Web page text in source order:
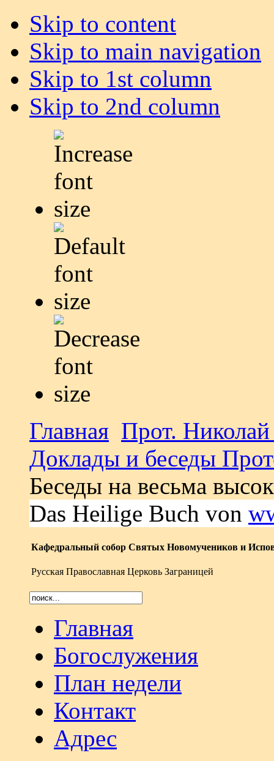
Skip to content
Skip to main navigation
Skip to 1st column
Skip to 2nd column
Главная Прот.
Доклады и беседы
Беседы на весьма
Das Heilige Buch von
Кафедральный собор Святых Новомучеников и
Русская Православная Церковь Заграницей
Главная
Богослужения
План недели
Контакт
Адрес